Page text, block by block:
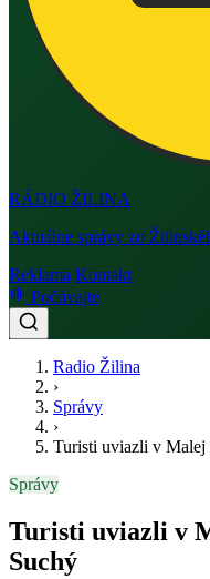
RÁDIO ŽILINA
Aktuálne správy zo
Reklama Kontakt
Počúvajte
Radio Žilina
›
Správy
›
Turisti uviazli v Malej
Správy
Turisti uviazli v
Suchý